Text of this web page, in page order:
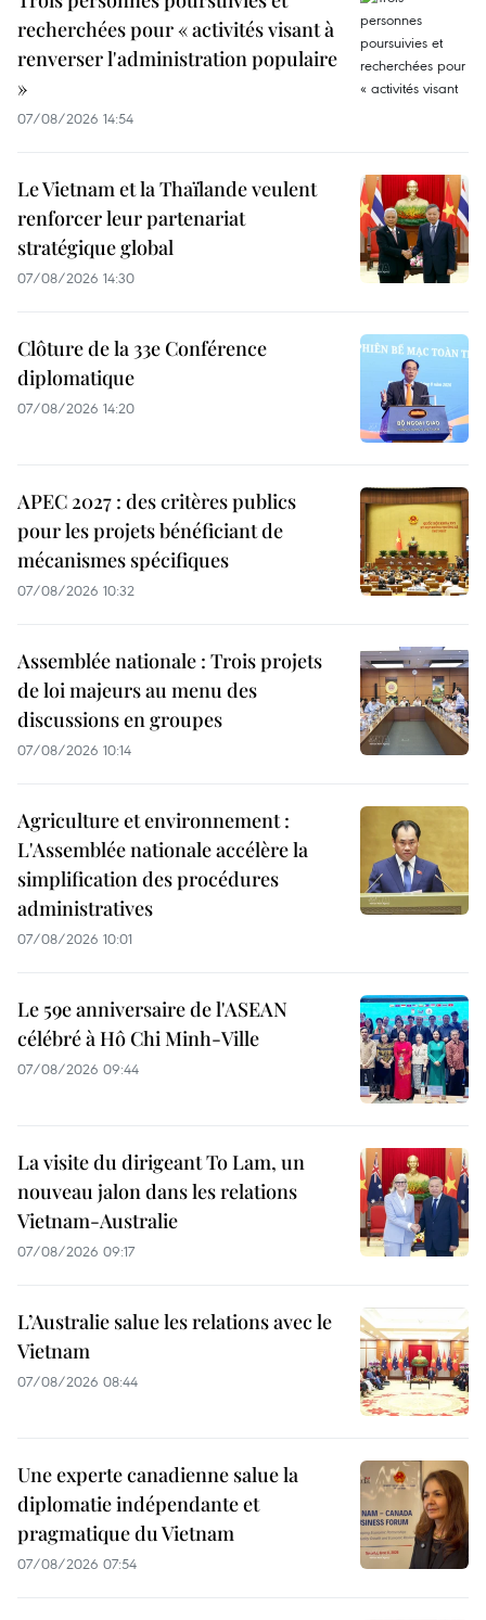
recherchées pour « activités visant à
renverser l'administration populaire
»
07/08/2026 14:54
Le Vietnam et la Thaïlande veulent
renforcer leur partenariat
stratégique global
07/08/2026 14:30
Clôture de la 33e Conférence
diplomatique
07/08/2026 14:20
APEC 2027 : des critères publics
pour les projets bénéficiant de
mécanismes spécifiques
07/08/2026 10:32
Assemblée nationale : Trois projets
de loi majeurs au menu des
discussions en groupes
07/08/2026 10:14
Agriculture et environnement :
L'Assemblée nationale accélère la
simplification des procédures
administratives
07/08/2026 10:01
Le 59e anniversaire de l'ASEAN
célébré à Hô Chi Minh-Ville
07/08/2026 09:44
La visite du dirigeant To Lam, un
nouveau jalon dans les relations
Vietnam-Australie
07/08/2026 09:17
L’Australie salue les relations avec le
Vietnam
07/08/2026 08:44
Une experte canadienne salue la
diplomatie indépendante et
pragmatique du Vietnam
07/08/2026 07:54